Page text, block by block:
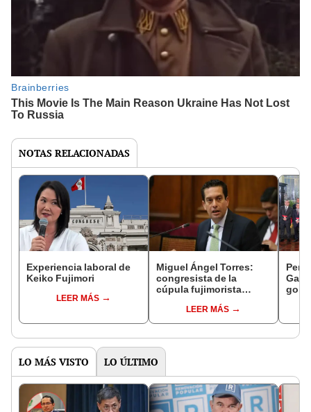
NOTAS RELACIONADAS
Experiencia laboral de
Keiko Fujimori
LEER MÁS
Miguel Ángel Torres:
congresista de la
cúpula fujimorista
del SenadoLEER MÁS
LO MÁS VISTO LO ÚLTIMO